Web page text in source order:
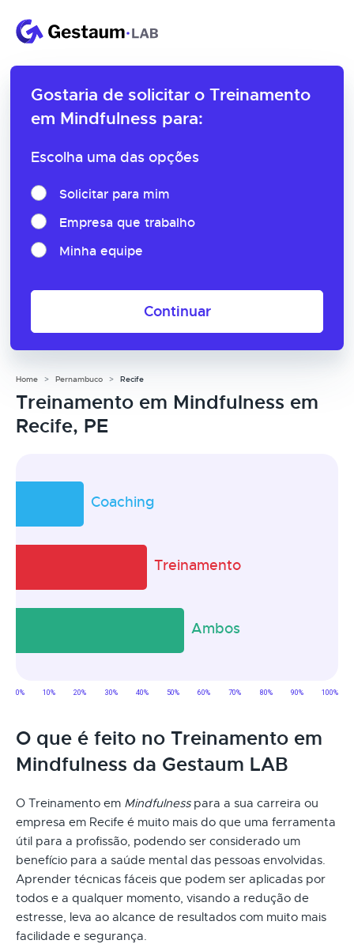
Gostaria de solicitar o Treinamento
em Mindfulness para:
Escolha uma das opções
Solicitar para mim
Empresa que trabalho
Minha equipe
Continuar
Home Pernambuco Recife
Treinamento em Mindfulness em
Recife, PE
O que é feito no Treinamento em
Mindfulness da Gestaum LAB
O Treinamento em Mindfulnesspara a sua carreira ou
empresa em Recife é muito mais do que uma ferramenta
útil para a profissão, podendo ser considerado um
benefício para a saúde mental das pessoas envolvidas.
Aprender técnicas fáceis que podem ser aplicadas por
todos e a qualquer momento, visando a redução de
estresse, leva ao alcance de resultados com muito mais
facilidade e segurança.